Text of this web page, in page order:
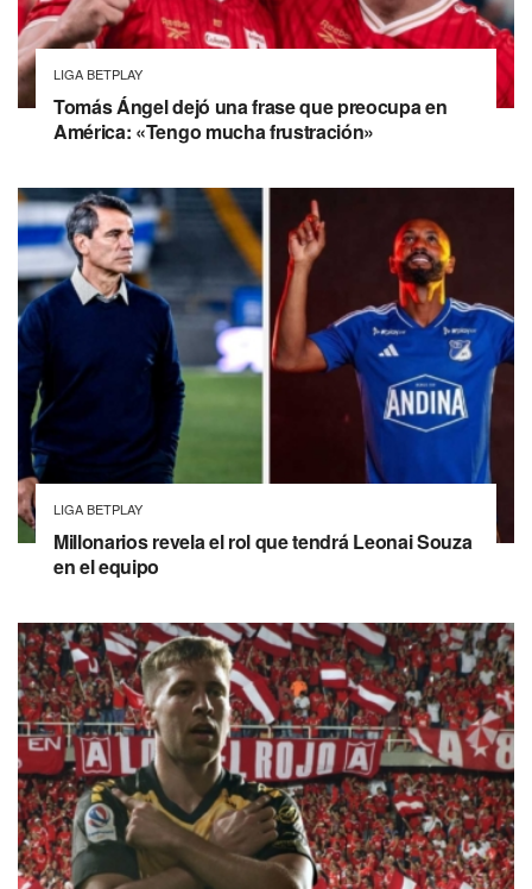
LIGA BETPLAY
Tomás Ángel dejó una frase que preocupa en
América: «Tengo mucha frustración»
LIGA BETPLAY
Millonarios revela el rol que tendrá Leonai Souza
en el equipo